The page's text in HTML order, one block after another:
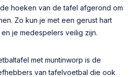
hoeken van de tafel afgerond om
Zo kun je met een gerust hart
je medespelers veilig zijn.
met muntinworp is de
van tafelvoetbal die ook